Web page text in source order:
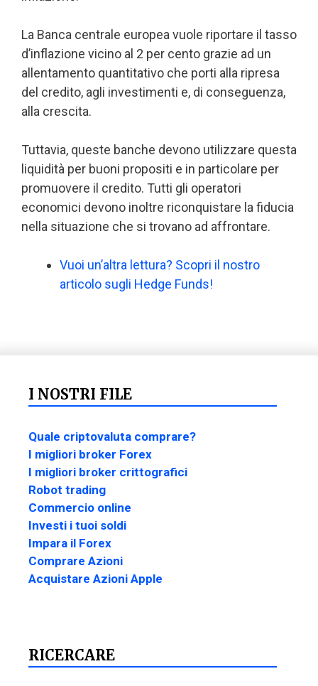
La Banca centrale europea vuole riportare il tasso
d’inflazione vicino al 2 per cento grazie ad un
allentamento quantitativo che porti alla ripresa
del credito, agli investimenti e, di conseguenza,
alla crescita.
Tuttavia, queste banche devono utilizzare questa
liquidità per buoni propositi e in particolare per
promuovere il credito. Tutti gli operatori
economici devono inoltre riconquistare la fiducia
nella situazione che si trovano ad affrontare.
Vuoi un’altra lettura? Scopri il nostro
articolo sugli Hedge Funds!
I NOSTRI FILE
Quale criptovaluta comprare?
I migliori broker Forex
I migliori broker crittografici
Robot trading
Commercio online
Investi i tuoi soldi
Impara il Forex
Comprare Azioni
Acquistare Azioni Apple
RICERCARE